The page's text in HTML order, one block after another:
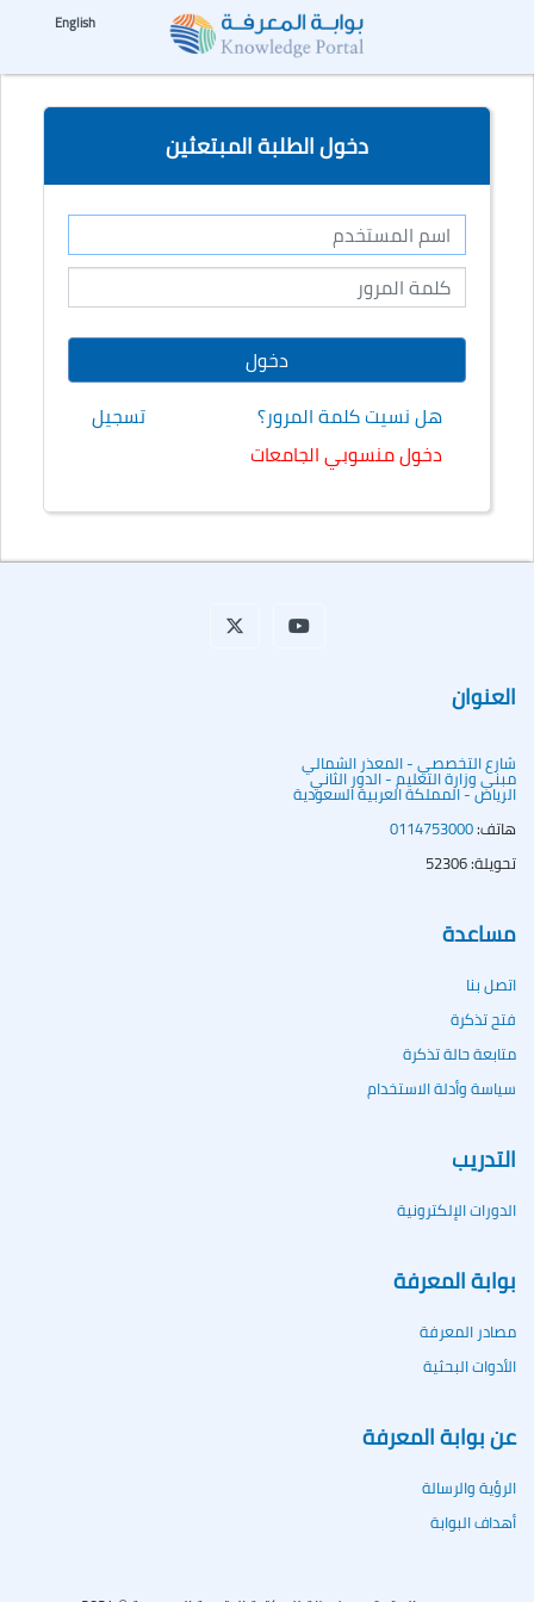
English
دخول الطلبة المبتعثين
تسجيل
هل نسيت كلمة المرور؟
دخول منسوبي الجامعات
العنوان
شارع التخصصي - المعذر الشمالي
مبنى وزارة التعليم - الدور الثاني
الرياض - المملكة العربية السعودية
هاتف:0114753000
تحويلة: 52306
مساعدة
اتصل بنا
فتح تذكرة
متابعة حالة تذكرة
سياسة وأدلة الاستخدام
التدريب
الدورات الإلكترونية
بوابة المعرفة
مصادر المعرفة
الأدوات البحثية
عن بوابة المعرفة
الرؤية والرسالة
أهداف البوابة